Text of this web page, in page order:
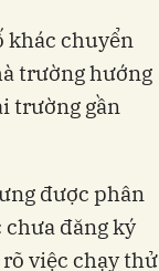
chuyển
trường hướng
trường gần
được phân
đăng ký
việc chạy thử